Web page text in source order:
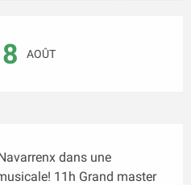
8 AOÛT
dans une
11h Grand master